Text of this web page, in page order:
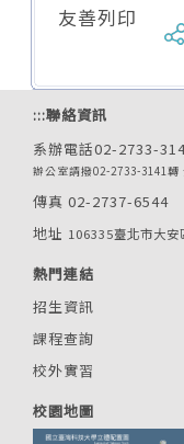
友善列印
:::聯絡資訊
系辦電話02-2733-
辦公室請撥02-2733-3141轉
傳真 02-2737-6544
地址 106335臺北市大
熱門連結
招生資訊
課程查詢
校外實習
校園地圖